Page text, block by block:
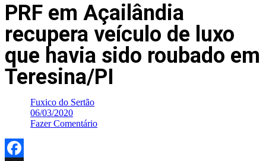
PRF em Açailândia
recupera veículo de luxo
que havia sido roubado em
Teresina/PI
Fuxico do Sertão
06/03/2020
Fazer Comentário